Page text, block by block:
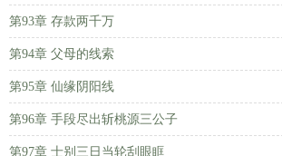
第93章 存款两千万
第94章 父母的线索
第95章 仙缘阴阳线
第96章 手段尽出斩桃源三公子
第97章 士别三日当轮刮眼眶